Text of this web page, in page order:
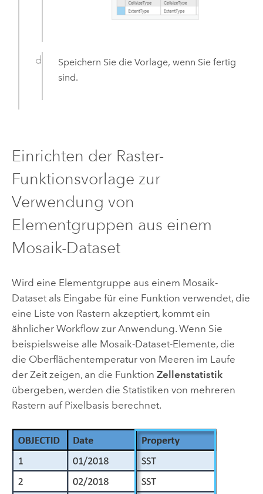
Speichern Sie die Vorlage, wenn Sie fertig
sind.
Einrichten der Raster-
Funktionsvorlage zur
Verwendung von
Elementgruppen aus einem
Mosaik-Dataset
Wird eine Elementgruppe aus einem Mosaik-
Dataset als Eingabe für eine Funktion verwendet, die
eine Liste von Rastern akzeptiert, kommt ein
ähnlicher Workflow zur Anwendung. Wenn Sie
beispielsweise alle Mosaik-Dataset-Elemente, die
die Oberflächentemperatur von Meeren im Laufe
der Zeit zeigen, an die Funktion Zellenstatistik
übergeben, werden die Statistiken von mehreren
Rastern auf Pixelbasis berechnet.